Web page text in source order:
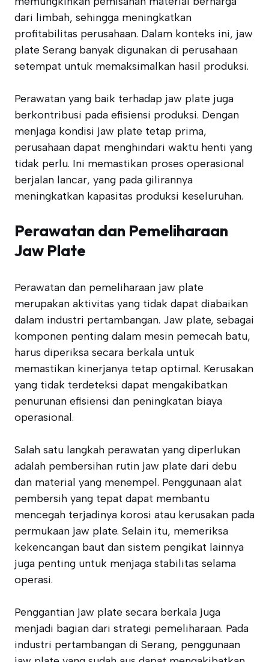
dari limbah, sehingga meningkatkan
profitabilitas perusahaan. Dalam konteks ini, jaw
plate Serang banyak digunakan di perusahaan
setempat untuk memaksimalkan hasil produksi.
Perawatan yang baik terhadap jaw plate juga
berkontribusi pada efisiensi produksi. Dengan
menjaga kondisi jaw plate tetap prima,
perusahaan dapat menghindari waktu henti yang
tidak perlu. Ini memastikan proses operasional
berjalan lancar, yang pada gilirannya
meningkatkan kapasitas produksi keseluruhan.
Perawatan dan Pemeliharaan
Jaw Plate
Perawatan dan pemeliharaan jaw plate
merupakan aktivitas yang tidak dapat diabaikan
dalam industri pertambangan. Jaw plate, sebagai
komponen penting dalam mesin pemecah batu,
harus diperiksa secara berkala untuk
memastikan kinerjanya tetap optimal. Kerusakan
yang tidak terdeteksi dapat mengakibatkan
penurunan efisiensi dan peningkatan biaya
operasional.
Salah satu langkah perawatan yang diperlukan
adalah pembersihan rutin jaw plate dari debu
dan material yang menempel. Penggunaan alat
pembersih yang tepat dapat membantu
mencegah terjadinya korosi atau kerusakan pada
permukaan jaw plate. Selain itu, memeriksa
kekencangan baut dan sistem pengikat lainnya
juga penting untuk menjaga stabilitas selama
operasi.
Penggantian jaw plate secara berkala juga
menjadi bagian dari strategi pemeliharaan. Pada
industri pertambangan di Serang, penggunaan